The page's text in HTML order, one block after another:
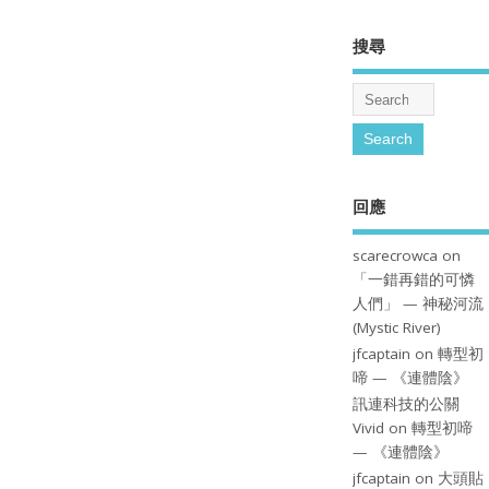
搜尋
回應
scarecrowca on
「一錯再錯的可憐
人們」 — 神秘河流
(Mystic River)
jfcaptain on 轉型初
啼 — 《連體陰》
訊連科技的公關
Vivid on 轉型初啼
— 《連體陰》
jfcaptain on 大頭貼